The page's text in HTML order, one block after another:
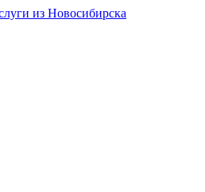
из Новосибирска